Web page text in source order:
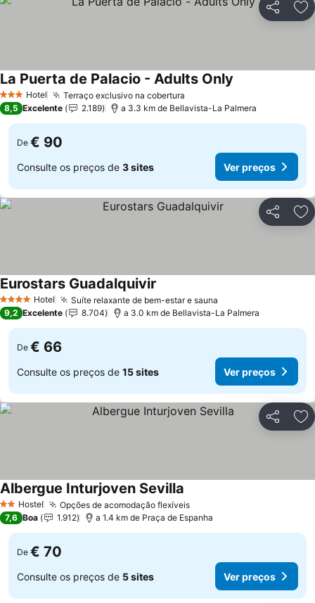
Partilhar
3 EstrelasHotel Terraço exclusivo na cobertura
La Puerta de Palacio - Adults Only
8,5 Excelente 2.189 a 3.3 km de Bellavista-La Palmera
De € 90
Consulte os preços de 3 sites Ver preços
Partilhar
4 EstrelasHotel Suíte relaxante de bem-estar e sauna
Eurostars Guadalquivir
9,2 Excelente 8.704 a 3.0 km de Bellavista-La Palmera
De € 66
Consulte os preços de 15 sites Ver preços
Partilhar
2 Estrelas
Hostel Opções de acomodação flexíveisVer preços
Albergue Inturjoven Sevilla
7,6 Boa 1.912 a 1.4 km de Praça de Espanha
De € 70
Consulte os preços de 5 sites Ver preços